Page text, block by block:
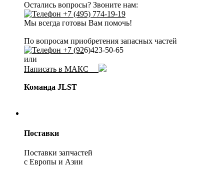
Остались вопросы? Звоните нам:
+7 (495) 774-19-19
Мы всегда готовы Вам помочь!
По вопросам приобретения запасных частей
+7 (926)423-50-65
или
Написать в МАКС
Команда JLST
Поставки
Поставки запчастей
с Европы и Азии